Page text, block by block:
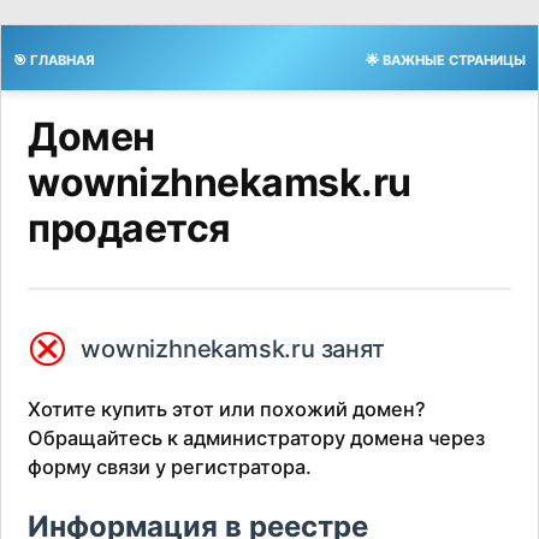
🎯 ГЛАВНАЯ 🌟 ВАЖНЫЕ СТРАНИЦЫ
Домен
wownizhnekamsk.ru
продается
⮿ wownizhnekamsk.ru занят
Хотите купить этот или похожий домен?
Обращайтесь к администратору домена через
форму связи у регистратора.
Информация в реестре